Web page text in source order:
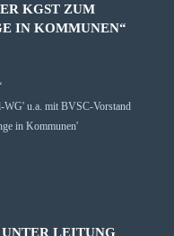
KGST ZUM
IN KOMMUNEN“
LEITUNG